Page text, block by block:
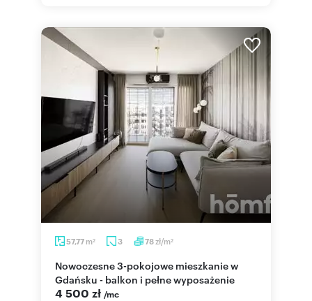
57,77 m2 3 78zł/m2
Nowoczesne 3-pokojowe mieszkanie w
Gdańsku - balkon i pełne wyposażenie
4 500 zł /mc